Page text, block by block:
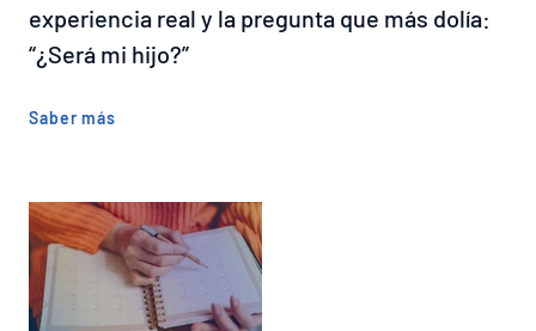
experiencia real y la pregunta que más dolía:
“¿Será mi hijo?”
Saber más